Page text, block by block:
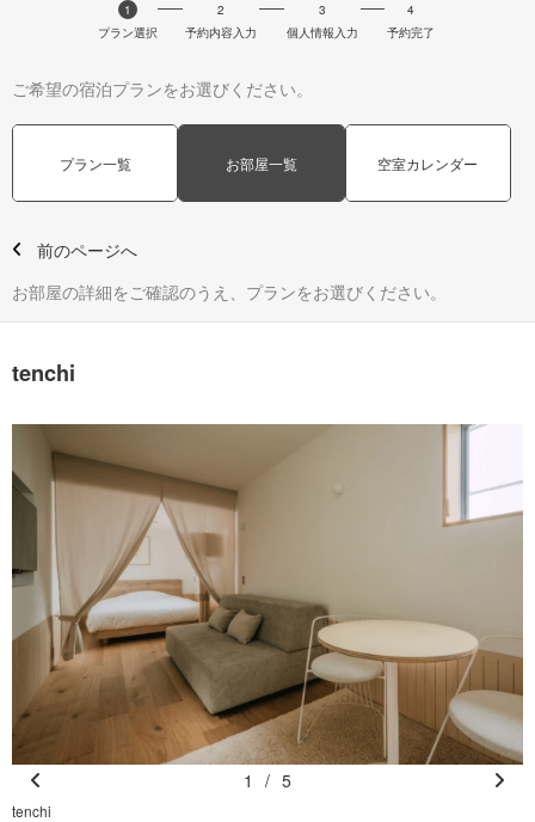
1
プラン選択
2
予約内容入力
3
個人情報入力
4
予約完了
ご希望の宿泊プランをお選びください。
プラン一覧 お部屋一覧 空室カレンダー
前のページへ
お部屋の詳細をご確認のうえ、プランをお選びください。
tenchi
Pr
tenchi
1 / 5